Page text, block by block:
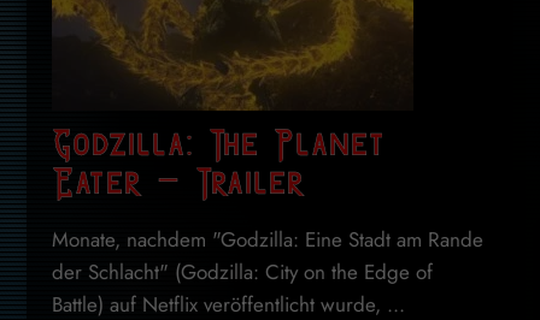
Godzilla: The Planet
Eater – Trailer
Monate, nachdem "Godzilla: Eine Stadt am Rande
der Schlacht" (Godzilla: City on the Edge of
Battle) auf Netflix veröffentlicht wurde, ...